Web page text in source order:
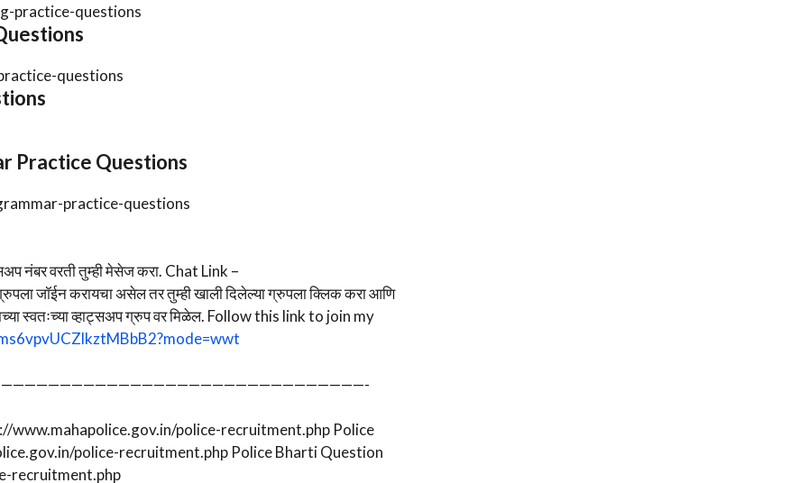
practice-questions
questions
Practice Questions
practice-questions
नंबर वरती तुम्ही मेसेज करा. Chat Link –
जॉईन करायचा असेल तर तुम्ही खाली दिलेल्या ग्रुपला क्लिक करा आणि
स्वतःच्या व्हाट्सअप ग्रुप वर मिळेल. Follow this link to join my
www.mahapolice.gov.in/police-recruitment.php Police
police-recruitment.php Police Bharti Question
recruitment.php